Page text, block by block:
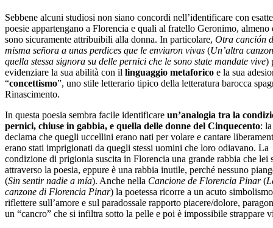
Sebbene alcuni studiosi non siano concordi nell’identificare con
poesie appartengano a Florencia e quali al fratello Geronimo, almeno
sono sicuramente attribuibili alla donna. In particolare, Otra canción
misma señora a unas perdices que le enviaron vivas (Un’altra
quella stessa signora su delle pernici che le sono state mandate vive)
evidenziare la sua abilità con il linguaggio metaforico e la sua
“concettismo”, uno stile letterario tipico della letteratura barocca
Rinascimento.
In questa poesia sembra facile identificare un’analogia tra la
pernici, chiuse in gabbia, e quella delle donne del Cinquecento:
declama che quegli uccellini erano nati per volare e cantare
erano stati imprigionati da quegli stessi uomini che loro odiavano. La
condizione di prigionia suscita in Florencia una grande rabbia che lei
attraverso la poesia, eppure è una rabbia inutile, perché nessuno
(Sin sentir nadie a mía). Anche nella Cancione de Florencia Pinar(
canzone di Florencia Pinar) la poetessa ricorre a un acuto
riflettere sull’amore e sul paradossale rapporto piacere/dolore,
un “cancro” che si infiltra sotto la pelle e poi è impossibile strappare